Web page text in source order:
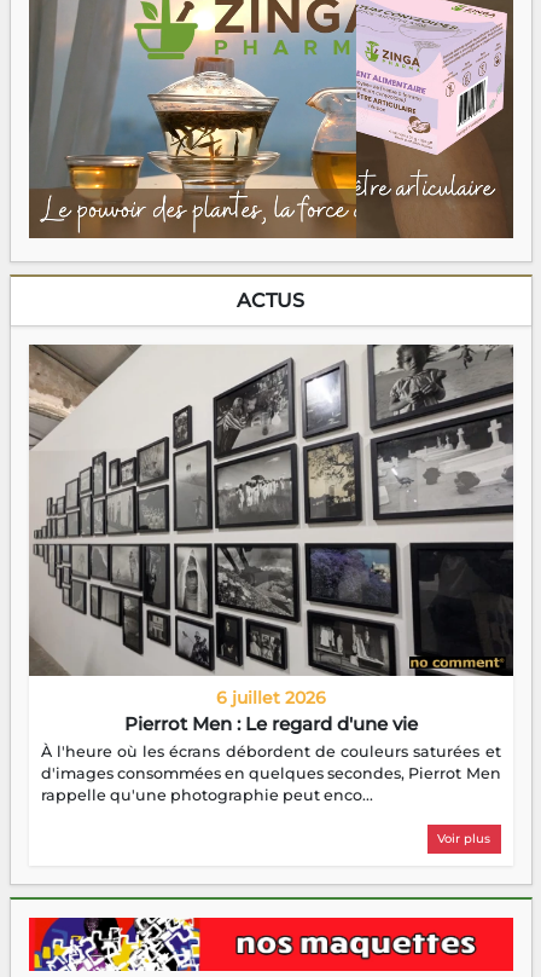
ACTUS
6 juillet 2026
Pierrot Men : Le regard d'une vie
À l'heure où les écrans débordent de couleurs saturées et
d'images consommées en quelques secondes, Pierrot Men
rappelle qu'une photographie peut enco...
Voir plus